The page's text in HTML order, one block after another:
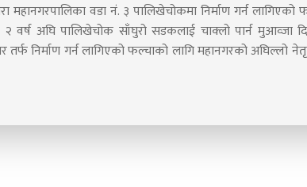
महानगरपालिका वडा नं. ३ पालिखेचोकमा निर्माण गर्न
वर्ष अघि पालिखेचोक साँघुरो सडकलाई चाक्लो पार्न मुआव्जा
तर्फ निर्माण गर्न लागिएको फल्चाको लागि महानगरको